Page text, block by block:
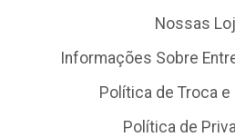
Nossas
Informações Sobre
Política de Troca
Política de